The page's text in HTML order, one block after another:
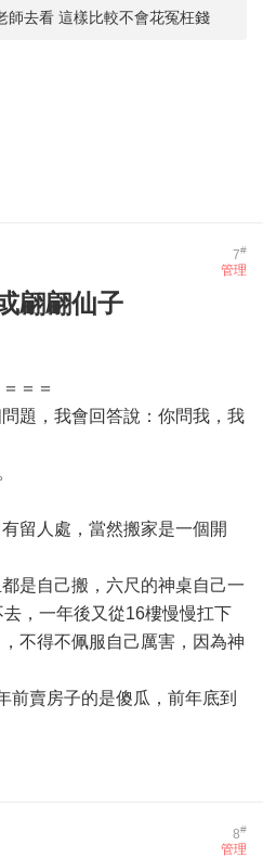
去看 這樣比較不會花冤枉錢
7#
管理
翩翩仙子
＝＝
題，我會回答說：你問我，我
留人處，當然搬家是一個開
是自己搬，六尺的神桌自己一
，一年後又從16樓慢慢扛下
不得不佩服自己厲害，因為神
前賣房子的是傻瓜，前年底到
8#
管理